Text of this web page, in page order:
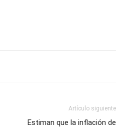
Artículo siguiente
Estiman que la inflación de